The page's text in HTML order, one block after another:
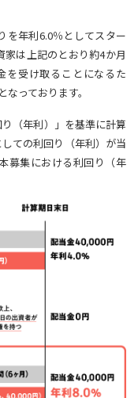
を年利6.0％としてスター
家は上記のとおり約4か月
を受け取ることになるた
っております。
（年利）」を基準に計算
ての利回り（年利）が当
募集における利回り（年